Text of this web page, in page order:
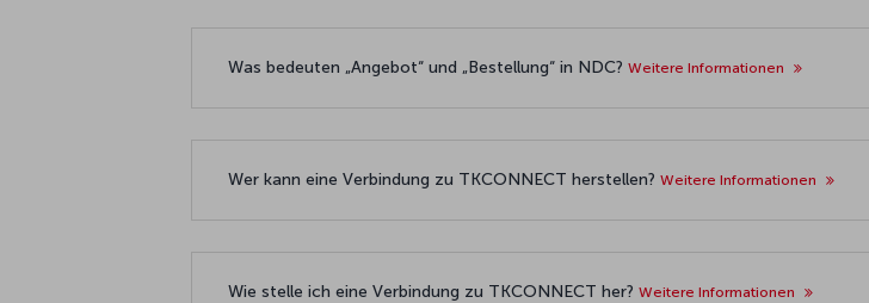
Was bedeuten „Angebot“ und „Bestellung“ in NDC? Weitere Informationen
Wer kann eine Verbindung zu TKCONNECT herstellen? Weitere Informationen
Wie stelle ich eine Verbindung zu TKCONNECT her? Weitere Informationen